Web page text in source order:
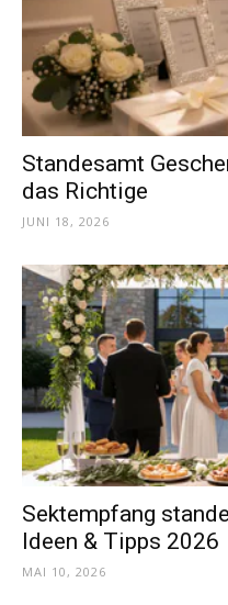
Standesamt
das Richtige
JUNI 18, 2026
Sektempfang
Ideen & Tipps 2026
MAI 10, 2026